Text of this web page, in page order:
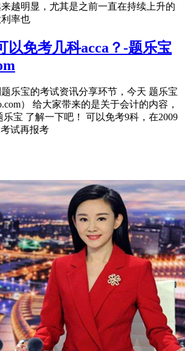
越明显，尤其是之前一直在持续上升的
率也
以免考几科acca？-题乐宝
乐宝的考试资讯分享环节，今天 题乐宝
） 给大家带来的是关于会计的内容，
乐宝 了解一下吧！ 可以免考9科，在2009
试再报考